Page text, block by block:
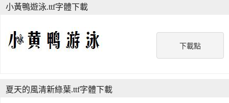
下載點
小黃鴨遊泳.ttf字體下載
夏天的風清新綠葉.ttf字體下載